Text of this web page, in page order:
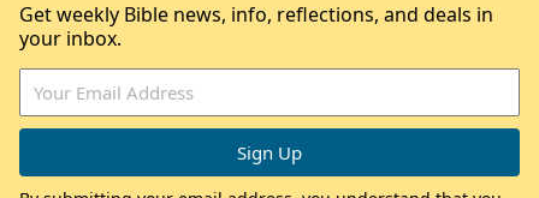
Get weekly Bible news, info, reflections, and deals in
your inbox.